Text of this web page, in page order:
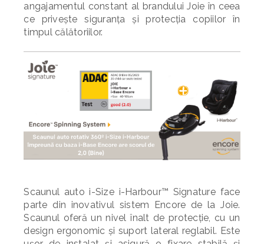
angajamentul constant al brandului Joie în ceea
ce privește siguranța și protecția copiilor în
timpul călătoriilor.
Scaunul auto i-Size i-Harbour™ Signature face
parte din inovativul sistem Encore de la Joie.
Scaunul oferă un nivel înalt de protecție, cu un
design ergonomic și suport lateral reglabil. Este